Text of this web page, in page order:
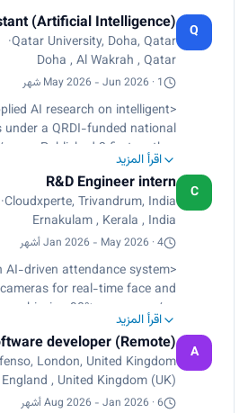
Q
(Artificial Intelligence)
Qatar University, Doha, Qatar
·
Doha , Al Wakrah , Qatar
May 2026 - Jun 2026 · 1 شهر
AI research on intelligent
under a QRDI-funded national
p><p> Published 3 first-author
paper, and 1 technical
Q1/Q2 journals and peer-
venues.</p><p> Developed
data-driven solutions using
reinforcement learning, large
statistical analysis, data
and domain-specific
p><p> Built Python pipelines
simulation, benchmarking,
and automated experiment
reporting.</p>
اقرأ المزيد
C
R&D Engineer intern
Cloudxperte, Trivandrum, India
·
Ernakulam , Kerala , India
Jan 2026 - May 2026 · 4 أشهر
AI-driven attendance system
for real-time face and
achieving 90% accuracy.</p>
performance with DepthAI.
RTSP live streaming for camera
presence detection and
time location monitoring.</p>
اقرأ المزيد
A
developer (Remote)
London, United Kingdom
, United Kingdom (UK)
Aug 2026 - Jan 2026 · 6 أشهر